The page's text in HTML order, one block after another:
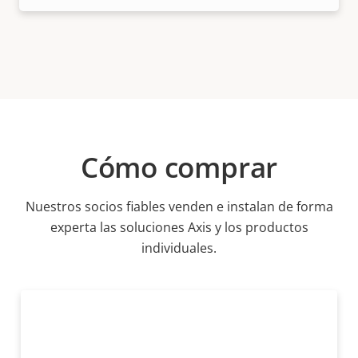
Cómo comprar
Nuestros socios fiables venden e instalan de forma
experta las soluciones Axis y los productos
individuales.